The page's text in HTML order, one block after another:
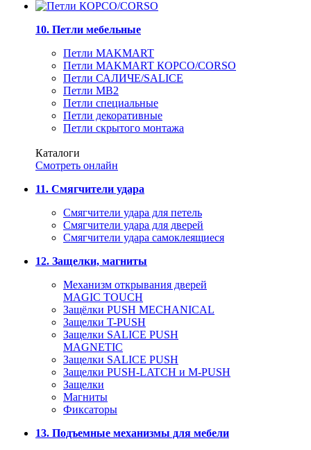
10. Петли мебельные
Петли MAKMART
Петли MAKMART КОРСО/CORSO
Петли САЛИЧЕ/SALICE
Петли MB2
Петли специальные
Петли декоративные
Петли скрытого монтажа
Каталоги
Смотреть онлайн
11. Смягчители удара
Смягчители удара для петель
Смягчители удара для дверей
Cмягчители удара самоклеящиеся
12. Защелки, магниты
Механизм открывания дверей
MAGIC TOUCH
Защёлки PUSH MECHANICAL
Защелки T-PUSH
Защелки SALICE PUSH
MAGNETIC
Защелки SALICE PUSH
Защелки PUSH-LATCH и M-PUSH
Защелки
Магниты
Фиксаторы
13. Подъемные механизмы для мебели